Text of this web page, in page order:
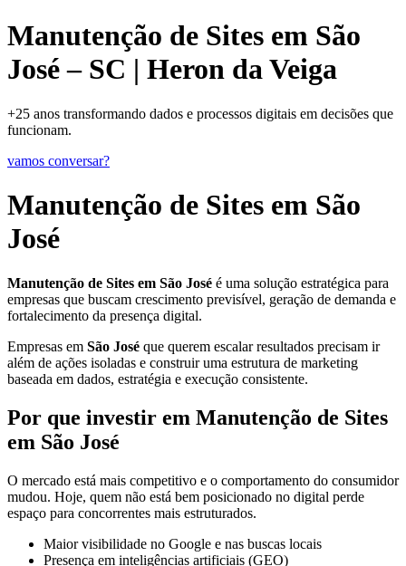
Manutenção de Sites em São
José – SC | Heron da Veiga
+25 anos transformando dados e processos digitais em decisões que
funcionam.
vamos conversar?
Manutenção de Sites em São
José
Manutenção de Sites em São José é uma solução estratégica para
empresas que buscam crescimento previsível, geração de demanda e
fortalecimento da presença digital.
Empresas em São José que querem escalar resultados precisam ir
além de ações isoladas e construir uma estrutura de marketing
baseada em dados, estratégia e execução consistente.
Por que investir em Manutenção de Sites
em São José
O mercado está mais competitivo e o comportamento do consumidor
mudou. Hoje, quem não está bem posicionado no digital perde
espaço para concorrentes mais estruturados.
Maior visibilidade no Google e nas buscas locais
Presença em inteligências artificiais (GEO)